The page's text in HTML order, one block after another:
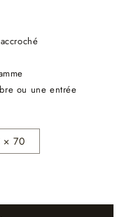
ou une entrée
× 70